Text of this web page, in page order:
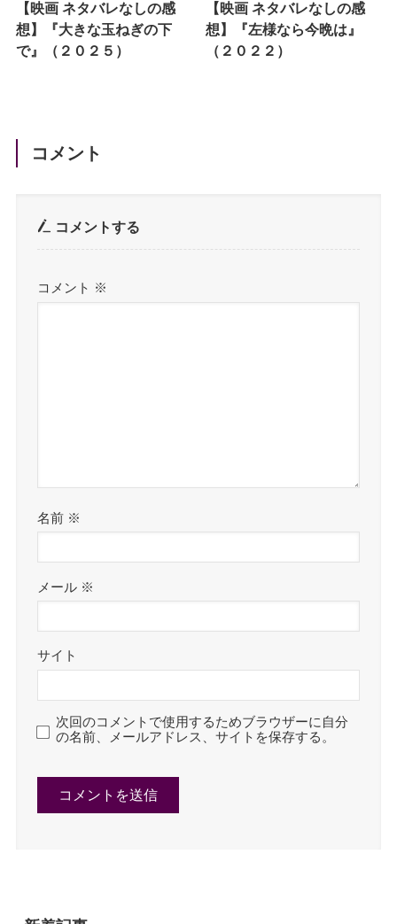
【映画 ネタバレなしの感
想】『大きな玉ねぎの下
で』（２０２５）
【映画 ネタバレなしの感
想】『左様なら今晩は』
（２０２２）
コメント
コメントする
コメント ※
名前 ※
メール ※
サイト
次回のコメントで使用するためブラウザーに自分
の名前、メールアドレス、サイトを保存する。